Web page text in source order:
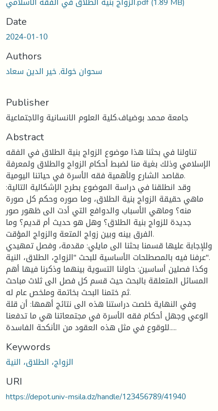
Date
2024-01-10
Authors
سحوان خولة, خير الدين سعاد
Publisher
جامعة محمد بوضياف.كلية العلوم الانسانية والاجتماعية
Abstract
تناولنا في بحثنا هذا موضوع الزواج بنية الطلاق في الفقه
الإسلامي وذلك بغية منا لضبط أحكام الزواج والطلاق ولمعرفة
مقاصد الشارع ولأهمية فقه الأسرة في حياتنا اليومية.
وقد انطلقنا في دراسة الموضوع بطرح الإشكالية التالية:
ماهي حقيقة الزواج بنية الطلاق، وما صوره وحكم كل صورة
منه؟ وماهي الأسباب والدوافع التي أدت الى ظهور صور
جديدة للزواج بنية الطلاق؟ وهل هو حديث أم قديم؟ وما
الفرق بينه وبين زواج المتعة والزواج المؤقت.
وللإجابة عليها قسمنا بحثنا الى مايلي: مقدمة، وفصل تمهيدي
عرفنا فيه بالمصطلحات الأساسية للبحث "الزواج، الطلاق، النية".
وكذا فصلين أساسين: حاولنا التسوية بينهما وذكرنا فيها أهم
المسائل المتعلقة بالبحث حيث قسم كل فصل الى ثلاث مباحث
ثم ختمنا البحث بخاتمة وملخص عام له.
وفي النهاية خلصت دراستنا هذه الى نتائج أهمها: أن قلة
الوعي وجهل أحكام فقه الأسرة في مجتمعاتنا هي ما تدفعنا
للوقوع في مثل هذه العقود من الأنكحة الفاسدة.....
Keywords
الزواج، الطلاق، النية
URI
https://depot.univ-msila.dz/handle/123456789/41940